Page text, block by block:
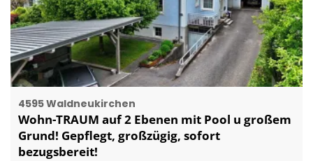
4595 Waldneukirchen
Wohn-TRAUM auf 2 Ebenen mit Pool u großem
Grund! Gepflegt, großzügig, sofort
bezugsbereit!